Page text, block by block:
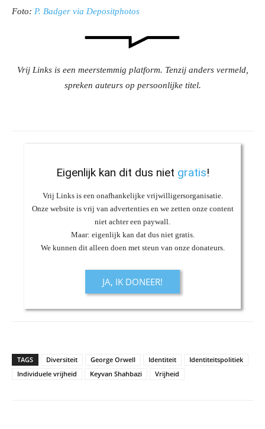
Foto: P. Badger via Depositphotos
Vrij Links is een meerstemmig platform. Tenzij anders vermeld,
spreken auteurs op persoonlijke titel.
Eigenlijk kan dit dus niet gratis!
Vrij Links is een onafhankelijke vrijwilligersorganisatie.
Onze website is vrij van advertenties en we zetten onze content
niet achter een paywall.
Maar: eigenlijk kan dat dus niet gratis.
We kunnen dit alleen doen met steun van onze donateurs.
JA, IK DONEER!
TAGS Diversiteit George Orwell Identiteit
Identiteitspolitiek
Individuele vrijheid
Keyvan Shahbazi Vrijheid